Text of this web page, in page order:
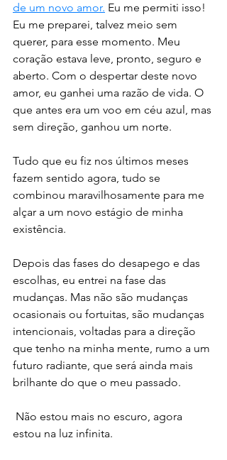
de um novo amor. Eu me permiti isso!
Eu me preparei, talvez meio sem
querer, para esse momento. Meu
coração estava leve, pronto, seguro e
aberto. Com o despertar deste novo
amor, eu ganhei uma razão de vida. O
que antes era um voo em céu azul, mas
sem direção, ganhou um norte.
Tudo que eu fiz nos últimos meses
fazem sentido agora, tudo se
combinou maravilhosamente para me
alçar a um novo estágio de minha
existência.
Depois das fases do desapego e das
escolhas, eu entrei na fase das
mudanças. Mas não são mudanças
ocasionais ou fortuitas, são mudanças
intencionais, voltadas para a direção
que tenho na minha mente, rumo a um
futuro radiante, que será ainda mais
brilhante do que o meu passado.
estou na luz infinita.